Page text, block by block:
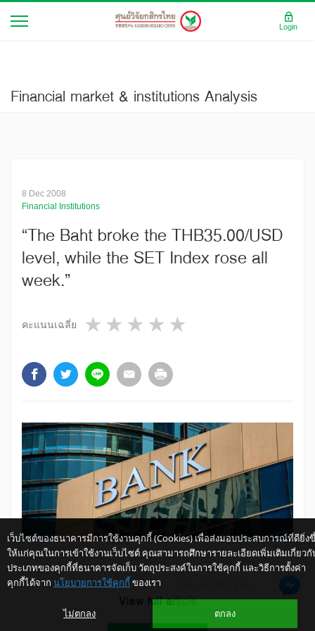
Financial market & institutions Analysis
8 Dec 2008
Financial Institutions
“The Baht broke the THB35.00/USD
level, while the SET Index rose all
week.”
คะแนนเฉลี่ย 4 stars
3 stars
2 stars
1 star
View full article
เว็บไซต์ของธนาคารมีการใช้งานคุกกี้ (Cookies) เพื่อส่งมอบประสบการณ์ที่ดียิ่ง
ให้แก่คุณในการเข้าใช้งานเว็บไซต์ คุณสามารถศึกษารายละเอียดเพิ่มเติมเกี่ยวกั
ประเภทของคุกกี้ที่ธนาคารจัดเก็บ วัตถุประสงค์ในการใช้คุกกี้ และวิธีการตั้งค่า
คุกกี้ได้จาก นโยบายการใช้คุกกี้ ของเรา
ไม่ตกลง ตกลง
Login